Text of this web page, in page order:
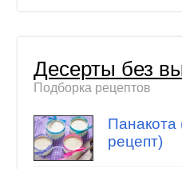
Десерты без
Подборка рецептов
Панакота
рецепт)